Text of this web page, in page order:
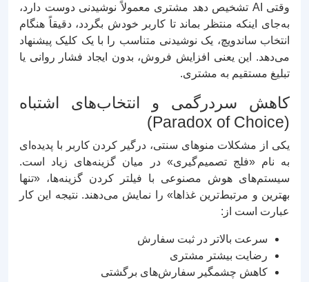
وقتی AI تشخیص دهد مشتری معمولاً نوشیدنی دوست دارد،
به‌جای اینکه منتظر بماند تا کاربر خودش بگردد، دقیقاً هنگام
انتخاب ساندویچ، یک نوشیدنی متناسب را با یک کلیک پیشنهاد
می‌دهد. این یعنی افزایش فروش، بدون ایجاد فشار روانی یا
تبلیغ مستقیم به مشتری.
کاهش سردرگمی و انتخاب‌های اشتباه
(Paradox of Choice)
یکی از مشکلات منوهای سنتی، درگیر کردن کاربر با پدیده‌ای
به نام «فلج تصمیم‌گیری» در میان گزینه‌های زیاد است.
سیستم‌های هوش مصنوعی با فیلتر کردن گزینه‌ها، «تنها
بهترین و مرتبط‌ترین غذاها» را نمایش می‌دهند. نتیجه این کار
عبارت است از:
سرعت بالاتر در ثبت سفارش
رضایت بیشتر مشتری
کاهش چشمگیر سفارش‌های برگشتی